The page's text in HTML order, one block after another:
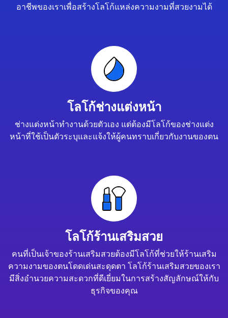
อาชีพของเราเพื่อสร้างโลโก้แหล่งความงามที่สวยงามได้
โลโก้ช่างแต่งหน้า
ช่างแต่งหน้าทำงานด้วยตัวเอง แต่ต้องมีโลโก้ของช่างแต่ง
หน้าที่ใช้เป็นตัวระบุและแจ้งให้ผู้คนทราบเกี่ยวกับงานของตน
โลโก้ร้านเสริมสวย
คนที่เป็นเจ้าของร้านเสริมสวยต้องมีโลโก้ที่ช่วยให้ร้านเสริม
ความงามของตนโดดเด่นสะดุดตา โลโก้ร้านเสริมสวยของเรา
มีสิ่งอำนวยความสะดวกที่ดีเยี่ยมในการสร้างสัญลักษณ์ให้กับ
ธุรกิจของคุณ